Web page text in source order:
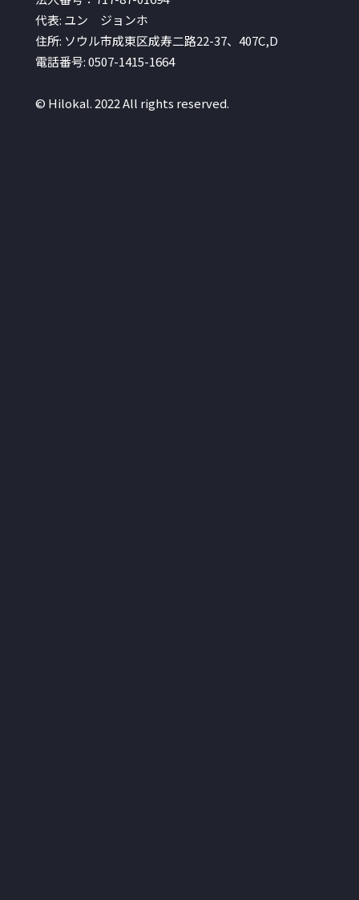
代表: ユン ジョンホ
住所: ソウル市成東区成寿二路22-37、407C,D
電話番号: 0507-1415-1664
© Hilokal. 2022 All rights reserved.